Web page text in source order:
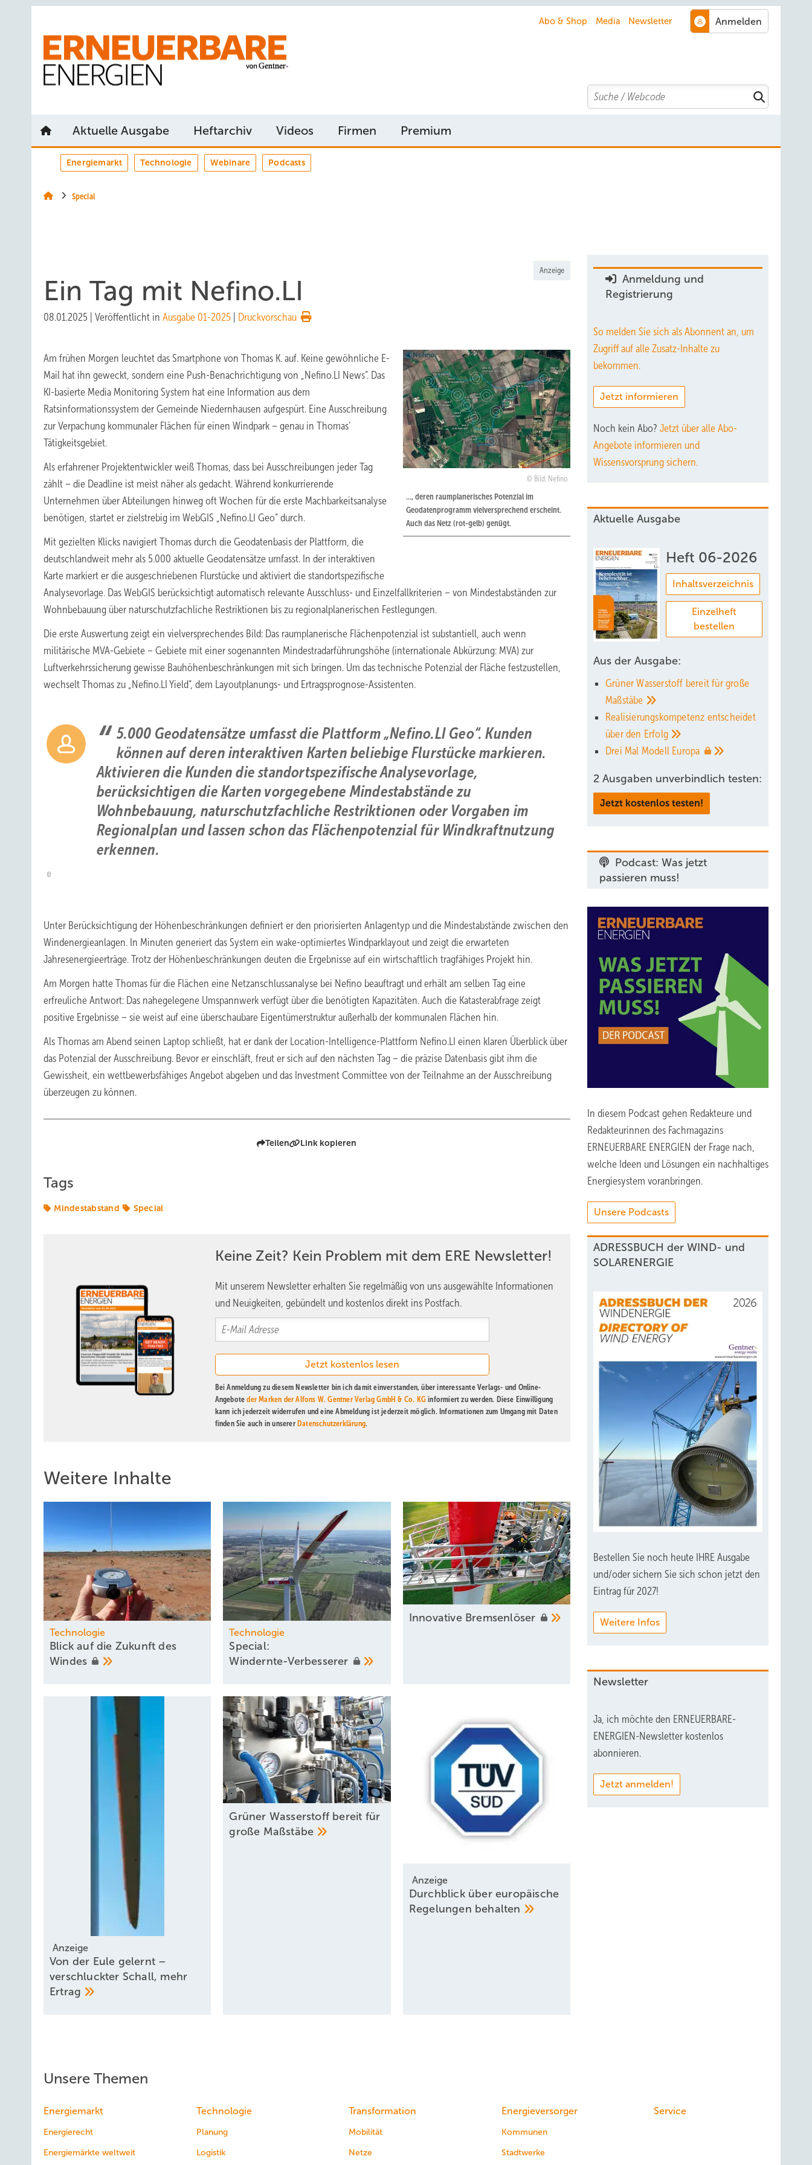
Abo & Shop Media Newsletter
Search
Aktuelle Ausgabe Heftarchiv Videos Firmen Premium
Energiemarkt Technologie Webinare Podcasts
Special
Anzeige
Ein Tag mit Nefino.LI
08.01.2025 Veröffentlicht in Ausgabe 01-2025 Druckvorschau
Bild: Nefino
..., deren raumplanerisches Potenzial im
Geodatenprogramm vielversprechend erscheint.
Auch das Netz (rot-gelb) genügt.
Am frühen Morgen leuchtet das Smartphone von Thomas K. auf. Keine gewöhnliche E-
Mail hat ihn geweckt, sondern eine Push-Benachrichtigung von „Nefino.LI News“. Das
KI-basierte Media Monitoring System hat eine Information aus dem
Ratsinformationssystem der Gemeinde Niedernhausen aufgespürt. Eine Ausschreibung
zur Verpachung kommunaler Flächen für einen Windpark – genau in Thomas‘
Tätigkeitsgebiet.
Als erfahrener Projektentwickler weiß Thomas, dass bei Ausschreibungen jeder Tag
zählt – die Deadline ist meist näher als gedacht. Während konkurrierende
Unternehmen über Abteilungen hinweg oft Wochen für die erste Machbarkeitsanalyse
benötigen, startet er zielstrebig im WebGIS „Nefino.LI Geo“ durch.
Mit gezielten Klicks navigiert Thomas durch die Geodatenbasis der Plattform, die
deutschlandweit mehr als 5.000 aktuelle Geodatensätze umfasst. In der interaktiven
Karte markiert er die ausgeschriebenen Flurstücke und aktiviert die standortspezifische
Analysevorlage. Das WebGIS berücksichtigt automatisch relevante Ausschluss- und Einzelfallkriterien – von Mindestabständen zur
Wohnbebauung über naturschutzfachliche Restriktionen bis zu regionalplanerischen Festlegungen.
Die erste Auswertung zeigt ein vielversprechendes Bild: Das raumplanerische Flächenpotenzial ist substantiell, auch wenn
militärische MVA-Gebiete – Gebiete mit einer sogenannten Mindestradarführungshöhe (internationale Abkürzung: MVA) zur
Luftverkehrssicherung gewisse Bauhöhenbeschränkungen mit sich bringen. Um das technische Potenzial der Fläche festzustellen,
wechselt Thomas zu „Nefino.LI Yield“, dem Layoutplanungs- und Ertragsprognose-Assistenten.
5.000 Geodatensätze umfasst die Plattform „Nefino.LI Geo“. Kunden
können auf deren interaktiven Karten beliebige Flurstücke markieren.
Aktivieren die Kunden die standortspezifische Analysevorlage,
berücksichtigen die Karten vorgegebene Mindestabstände zu
Wohnbebauung, naturschutzfachliche Restriktionen oder Vorgaben im
Regionalplan und lassen schon das Flächenpotenzial für Windkraftnutzung
erkennen.
Unter Berücksichtigung der Höhenbeschränkungen definiert er den priorisierten Anlagentyp und die Mindestabstände zwischen den
Windenergieanlagen. In Minuten generiert das System ein wake-optimiertes Windparklayout und zeigt die erwarteten
Jahresenergieerträge. Trotz der Höhenbeschränkungen deuten die Ergebnisse auf ein wirtschaftlich tragfähiges Projekt hin.
Am Morgen hatte Thomas für die Flächen eine Netzanschlussanalyse bei Nefino beauftragt und erhält am selben Tag eine
erfreuliche Antwort: Das nahegelegene Umspannwerk verfügt über die benötigten Kapazitäten. Auch die Katasterabfrage zeigt
positive Ergebnisse – sie weist auf eine überschaubare Eigentümerstruktur außerhalb der kommunalen Flächen hin.
Als Thomas am Abend seinen Laptop schließt, hat er dank der Location-Intelligence-Plattform Nefino.LI einen klaren Überblick über
das Potenzial der Ausschreibung. Bevor er einschläft, freut er sich auf den nächsten Tag – die präzise Datenbasis gibt ihm die
Gewissheit, ein wettbewerbsfähiges Angebot abgeben und das Investment Committee von der Teilnahme an der Ausschreibung
überzeugen zu können.
Teilen Link kopieren
Tags
Mindestabstand Special
Keine Zeit? Kein Problem mit dem ERE Newsletter!
Mit unserem Newsletter erhalten Sie regelmäßig von uns ausgewählte Informationen
und Neuigkeiten, gebündelt und kostenlos direkt ins Postfach.
Bei Anmeldung zu diesem Newsletter bin ich damit einverstanden, über interessante Verlags- und Online-
Angeboteder Marken der Alfons W. Gentner Verlag GmbH & Co. KG informiert zu werden. Diese Einwilligung
kann ich jederzeit widerrufen und eine Abmeldung ist jederzeit möglich. Informationen zum Umgang mit Daten
finden Sie auch in unserer Datenschutzerklärung.
Weitere Inhalte
Technologie
Blick auf die Zukunft des
Windes
Technologie
Special:
Windernte-Verbesserer
Innovative Bremsenlöser
Anzeige
Von der Eule gelernt –
verschluckter Schall, mehr
Ertrag
Grüner Wasserstoff bereit für
große Maßstäbe
Anzeige
Durchblick über europäische
Regelungen behalten
Anmeldung und
Registrierung
So melden Sie sich als Abonnent an, um
Zugriff auf alle Zusatz-Inhalte zu
bekommen.
Jetzt informieren
Noch kein Abo? Jetzt über alle Abo-
Angebote informieren und
Wissensvorsprung sichern.
Aktuelle Ausgabe
Heft 06-2026
Inhaltsverzeichnis
Einzelheft
bestellen
Aus der Ausgabe:
Grüner Wasserstoff bereit für große
Maßstäbe
Realisierungskompetenz entscheidet
über den Erfolg
Drei Mal Modell Europa
2 Ausgaben unverbindlich testen:
Jetzt kostenlos testen!
Podcast: Was jetzt
passieren muss!
In diesem Podcast gehen Redakteure und
Redakteurinnen des Fachmagazins
ERNEUERBARE ENERGIEN der Frage nach,
welche Ideen und Lösungen ein nachhaltiges
Energiesystem voranbringen.
Unsere Podcasts
ADRESSBUCH der WIND- und
SOLARENERGIE
Bestellen Sie noch heute IHRE Ausgabe
und/oder sichern Sie sich schon jetzt den
Eintrag für 2027!
Weitere Infos
Newsletter
Ja, ich möchte den ERNEUERBARE-
ENERGIEN-Newsletter kostenlos
abonnieren.
Jetzt anmelden!
Unsere Themen
Energiemarkt
Energierecht
Energiemärkte weltweit
Technologie
Planung
Logistik
Transformation
Mobilität
Netze
Energieversorger
Kommunen
Stadtwerke
Service